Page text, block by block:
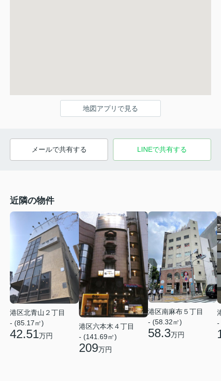
地図アプリで見る
メールで共有する LINEで共有する
近隣の物件
港区北青山２丁目
- (85.17㎡)
42.51万円
港区六本木４丁目
- (141.69㎡)
209万円
港区南麻布５丁目
- (58.32㎡)
58.3万円
-